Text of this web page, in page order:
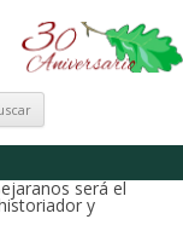
será el
y